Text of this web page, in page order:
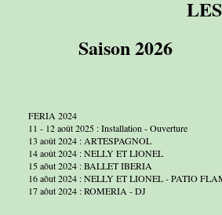
Saison 2026
FERIA 2024
11 - 12 août 2025 : Installation - Ouverture
13 août 2024 : ARTESPAGNOL
14 août 2024 : NELLY ET LIONEL
15 aôut 2024 : BALLET IBERIA
16 aôut 2024 : NELLY ET LIONEL - PATIO
17 aôut 2024 : ROMERIA - DJ